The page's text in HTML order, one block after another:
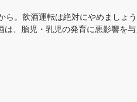
ら。飲酒運転は絶対にやめましょう
は、胎児・乳児の発育に悪影響を与